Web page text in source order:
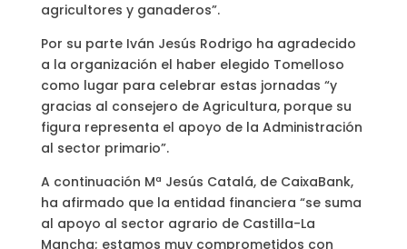
agricultores y ganaderos”.
Por su parte Iván Jesús Rodrigo ha agradecido
a la organización el haber elegido Tomelloso
como lugar para celebrar estas jornadas “y
gracias al consejero de Agricultura, porque su
figura representa el apoyo de la Administración
al sector primario”.
A continuación Mª Jesús Catalá, de CaixaBank,
ha afirmado que la entidad financiera “se suma
al apoyo al sector agrario de Castilla-La
Mancha; estamos muy comprometidos con